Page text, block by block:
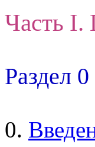
Часть
Раздел
0.